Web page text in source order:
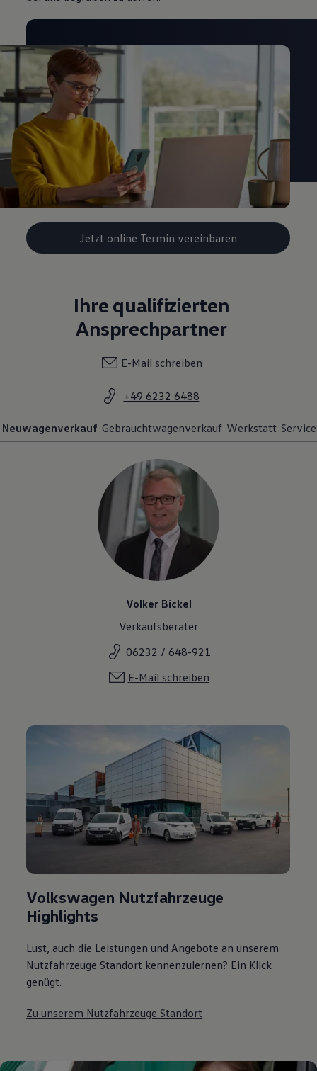
Jetzt online Termin vereinbaren
Ihre qualifizierten
Ansprechpartner
E-Mail schreiben
+49 6232 6488
Neuwagenverkauf Gebrauchtwagenverkauf Werkstatt Service
Volker Bickel
Verkaufsberater
06232 / 648-921
E-Mail schreiben
Volkswagen Nutzfahrzeuge
Highlights
Lust, auch die Leistungen und Angebote an unserem
Nutzfahrzeuge Standort kennenzulernen? Ein Klick
genügt.
Zu unserem Nutzfahrzeuge Standort